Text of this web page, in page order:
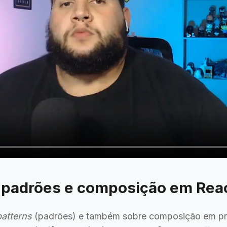
e composição em
(padrões) e também sobre composição em